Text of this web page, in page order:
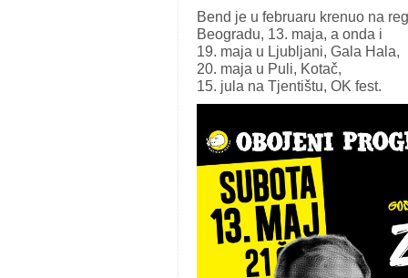
Bend je u februaru krenuo na
Beogradu, 13. maja, a onda i
19. maja u Ljubljani, Gala Hala,
20. maja u Puli, Kotač,
15. jula na Tjentištu, OK fest.